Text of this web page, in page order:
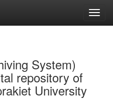
System)
repository of
University